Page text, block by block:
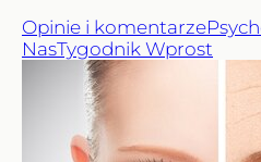
Opinie i komentarze
NasTygodnik Wprost